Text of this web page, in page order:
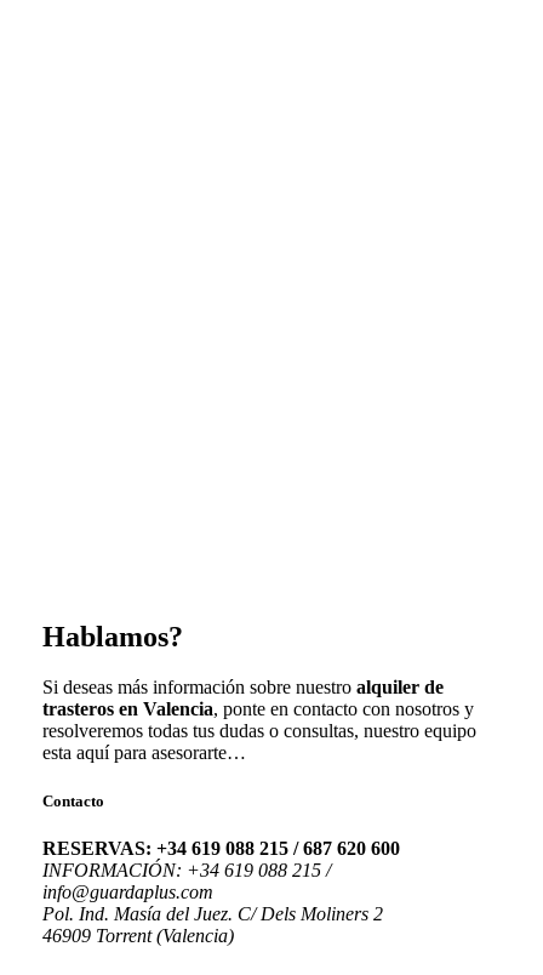
Hablamos?
Si deseas más información sobre nuestro alquiler de
trasteros en Valencia, ponte en contacto con nosotros y
resolveremos todas tus dudas o consultas, nuestro equipo
esta aquí para asesorarte…
Contacto
RESERVAS: +34 619 088 215 / 687 620 600
INFORMACIÓN: +34 619 088 215 /
info@guardaplus.com
Pol. Ind. Masía del Juez. C/ Dels Moliners 2
46909 Torrent (Valencia)